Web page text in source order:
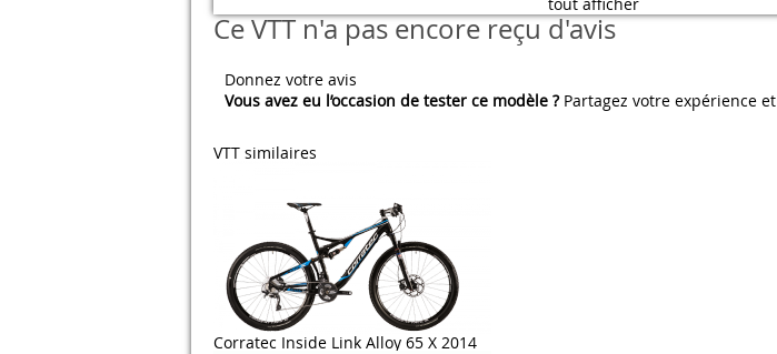
Ce VTT n'a pas encore reçu d'avis
Donnez votre avis
Vous avez eu l’occasion de tester ce modèle ?Partagez votre expérience et
VTT similaires
Corratec Inside Link Alloy 65 X 2014